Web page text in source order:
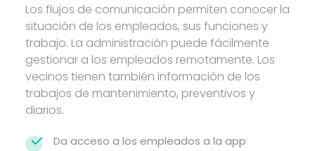
Los flujos de comunicación permiten conocer la
situación de los empleados, sus funciones y
trabajo. La administración puede fácilmente
gestionar a los empleados remotamente. Los
vecinos tienen también información de los
trabajos de mantenimiento, preventivos y
diarios.
Da acceso a los empleados a la app